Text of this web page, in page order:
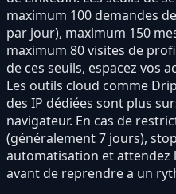
maximum 100 demandes
par jour), maximum 150
maximum 80 visites de
de ces seuils, espacez vos
Les outils cloud comme
des IP dédiées sont plus
navigateur. En cas de
(généralement 7 jours),
automatisation et attendez
avant de reprendre a un